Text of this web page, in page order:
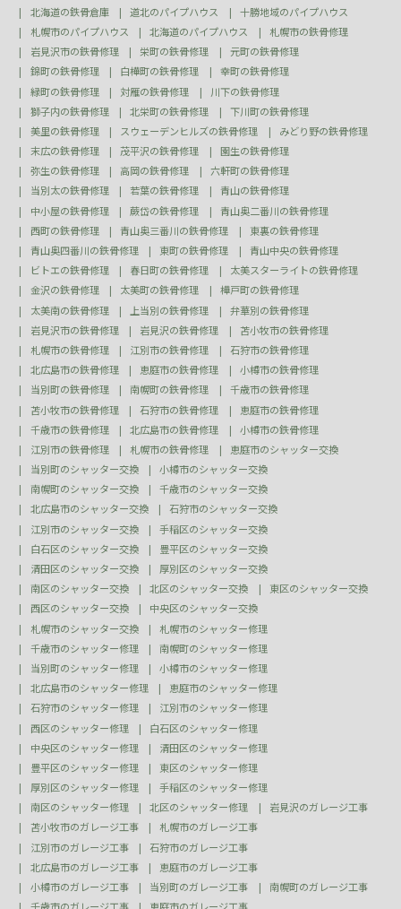
北海道の鉄骨倉庫
道北のパイプハウス
十勝地域のパイプハウス
札幌市のパイプハウス
北海道のパイプハウス
札幌市の鉄骨修理
岩見沢市の鉄骨修理
栄町の鉄骨修理
元町の鉄骨修理
錦町の鉄骨修理
白樺町の鉄骨修理
幸町の鉄骨修理
緑町の鉄骨修理
対雁の鉄骨修理
川下の鉄骨修理
獅子内の鉄骨修理
北栄町の鉄骨修理
下川町の鉄骨修理
美里の鉄骨修理
スウェーデンヒルズの鉄骨修理
みどり野の鉄骨修理
末広の鉄骨修理
茂平沢の鉄骨修理
園生の鉄骨修理
弥生の鉄骨修理
高岡の鉄骨修理
六軒町の鉄骨修理
当別太の鉄骨修理
若葉の鉄骨修理
青山の鉄骨修理
中小屋の鉄骨修理
蕨岱の鉄骨修理
青山奥二番川の鉄骨修理
西町の鉄骨修理
青山奥三番川の鉄骨修理
東裏の鉄骨修理
青山奥四番川の鉄骨修理
東町の鉄骨修理
青山中央の鉄骨修理
ビトエの鉄骨修理
春日町の鉄骨修理
太美スターライトの鉄骨修理
金沢の鉄骨修理
太美町の鉄骨修理
樺戸町の鉄骨修理
太美南の鉄骨修理
上当別の鉄骨修理
弁華別の鉄骨修理
岩見沢市の鉄骨修理
岩見沢の鉄骨修理
苫小牧市の鉄骨修理
札幌市の鉄骨修理
江別市の鉄骨修理
石狩市の鉄骨修理
北広島市の鉄骨修理
恵庭市の鉄骨修理
小樽市の鉄骨修理
当別町の鉄骨修理
南幌町の鉄骨修理
千歳市の鉄骨修理
苫小牧市の鉄骨修理
石狩市の鉄骨修理
恵庭市の鉄骨修理
千歳市の鉄骨修理
北広島市の鉄骨修理
小樽市の鉄骨修理
江別市の鉄骨修理
札幌市の鉄骨修理
恵庭市のシャッター交換
当別町のシャッター交換
小樽市のシャッター交換
南幌町のシャッター交換
千歳市のシャッター交換
北広島市のシャッター交換
石狩市のシャッター交換
江別市のシャッター交換
手稲区のシャッター交換
白石区のシャッター交換
豊平区のシャッター交換
清田区のシャッター交換
厚別区のシャッター交換
南区のシャッター交換
北区のシャッター交換
東区のシャッター交換
西区のシャッター交換
中央区のシャッター交換
札幌市のシャッター交換
札幌市のシャッター修理
千歳市のシャッター修理
南幌町のシャッター修理
当別町のシャッター修理
小樽市のシャッター修理
北広島市のシャッター修理
恵庭市のシャッター修理
石狩市のシャッター修理
江別市のシャッター修理
西区のシャッター修理
白石区のシャッター修理
中央区のシャッター修理
清田区のシャッター修理
豊平区のシャッター修理
東区のシャッター修理
厚別区のシャッター修理
手稲区のシャッター修理
南区のシャッター修理
北区のシャッター修理
岩見沢のガレージ工事
苫小牧市のガレージ工事
札幌市のガレージ工事
江別市のガレージ工事
石狩市のガレージ工事
北広島市のガレージ工事
恵庭市のガレージ工事
小樽市のガレージ工事
当別町のガレージ工事
南幌町のガレージ工事